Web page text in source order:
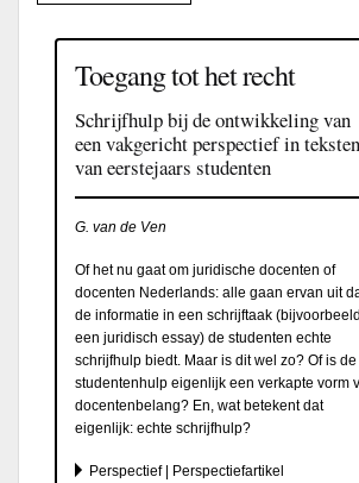
Toegang tot het recht
Schrijfhulp bij de ontwikkeling van
een vakgericht perspectief in teksten
van eerstejaars studenten
G. van de Ven
Of het nu gaat om juridische docenten of
docenten Nederlands: alle gaan ervan uit
de informatie in een schrijftaak (bijvoorbeeld
een juridisch essay) de studenten echte
schrijfhulp biedt. Maar is dit wel zo? Of is de
studentenhulp eigenlijk een verkapte vorm
docentenbelang? En, wat betekent dat
eigenlijk: echte schrijfhulp?
Perspectief | Perspectiefartikel